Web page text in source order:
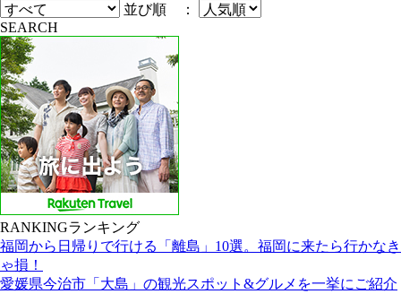
並び順 ：
SEARCH
RANKINGランキング
福岡から日帰りで行ける「離島」10選。福岡に来たら行かなき
ゃ損！
愛媛県今治市「大島」の観光スポット&グルメを一挙にご紹介